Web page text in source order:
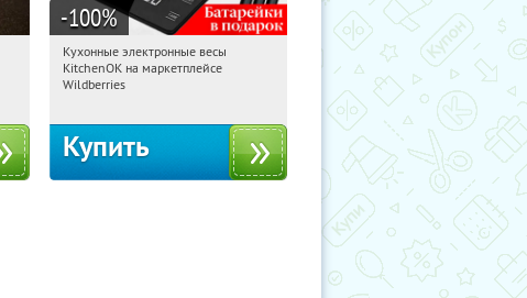
-100%
10:38:53 Получили:
Россия
Кухонные электронные весы
KitchenOK на маркетплейсе
Wildberries
Купить